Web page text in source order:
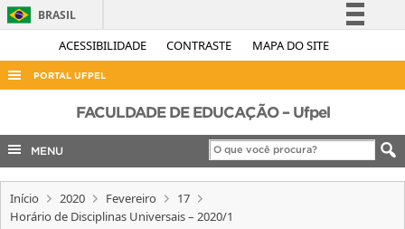
ACESSIBILIDADE CONTRASTE MAPA DO SITE
BRASIL
Simplifique!
Acesso à informação
Legislação
Canais
PORTAL UFPEL
ACESSO À INFORMAÇÃO
AUDITORIA
COBALTO
CONCURSOS
FACULDADE DE EDUCAÇÃO – Ufpel
MENU
Início 2020 Fevereiro
17
Horário de Disciplinas Universais – 2020/1